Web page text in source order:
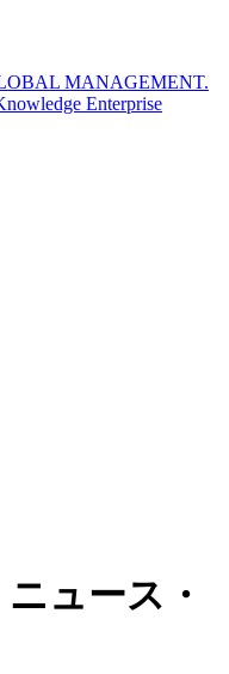
ニュース・